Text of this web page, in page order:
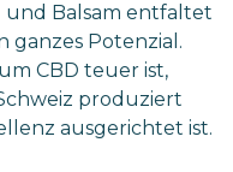
Balsam entfaltet
ganzes Potenzial.
CBD teuer ist,
produziert
ausgerichtet ist.